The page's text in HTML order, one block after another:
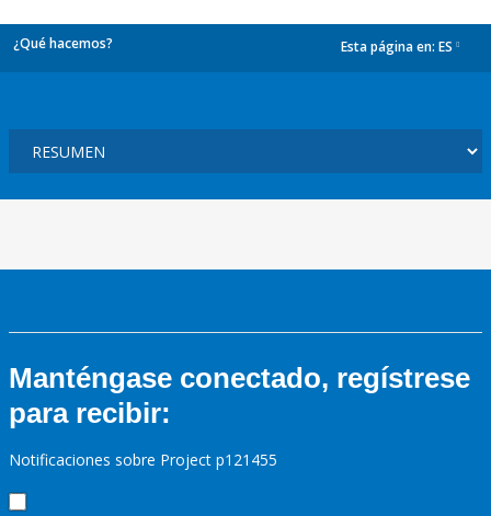
¿Qué hacemos? Esta página en: ES
Manténgase conectado, regístrese
para recibir:
Notificaciones sobre Project p121455